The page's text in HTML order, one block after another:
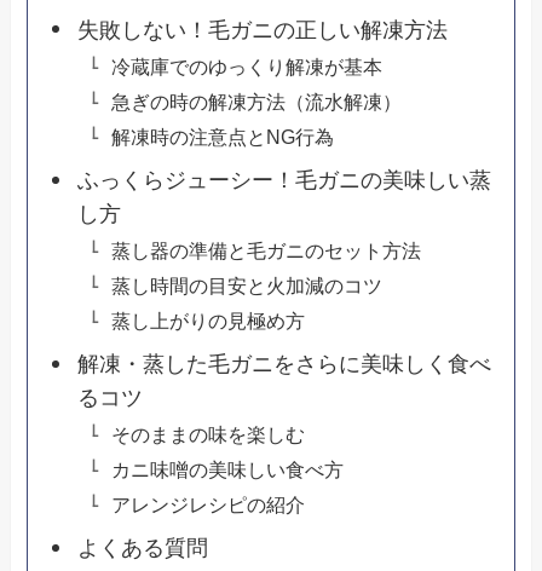
失敗しない！毛ガニの正しい解凍方法
冷蔵庫でのゆっくり解凍が基本
急ぎの時の解凍方法（流水解凍）
解凍時の注意点とNG行為
ふっくらジューシー！毛ガニの美味しい蒸
し方
蒸し器の準備と毛ガニのセット方法
蒸し時間の目安と火加減のコツ
蒸し上がりの見極め方
解凍・蒸した毛ガニをさらに美味しく食べ
るコツ
そのままの味を楽しむ
カニ味噌の美味しい食べ方
アレンジレシピの紹介
よくある質問